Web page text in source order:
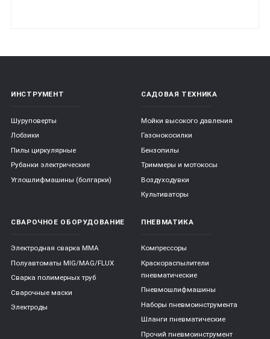
ИНСТРУМЕНТ
Шуруповерты
Лобзики
Пилы циркулярные
Рубанки электрические
Углошлифмашины (болгарки)
САДОВАЯ ТЕХНИКА
Мойки высокого давления
Газонокосилки
Бензопилы
Триммеры и мотокосы
Воздуходувки
Культиваторы
СВАРОЧНОЕ ОБОРУДОВАНИЕ
Электродная сварка ММА
Полуавтоматы MIG/MAG/FLUX
Сварка полимерных труб
Сварочные маски
Электроды
ПНЕВМАТИКА
Компрессоры
Краскораспылители
пневматические
Пневмошлифмашины
Наборы пневмоинструмента
Шланги пневматические
Прочий пневмоинструмент